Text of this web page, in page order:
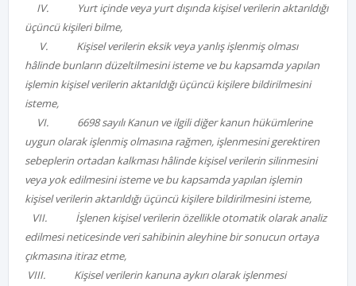
IV.
Yurt içinde veya yurt dışında kişisel verilerin aktarıldığı
üçüncü kişileri bilme,
V. Kişisel verilerin eksik veya yanlış işlenmiş olması
hâlinde bunların düzeltilmesini isteme ve bu kapsamda yapılan
işlemin kişisel verilerin aktarıldığı üçüncü kişilere bildirilmesini
isteme,
VI. 6698 sayılı Kanun ve ilgili diğer kanun hükümlerine
uygun olarak işlenmiş olmasına rağmen, işlenmesini gerektiren
sebeplerin ortadan kalkması hâlinde kişisel verilerin silinmesini
veya yok edilmesini isteme ve bu kapsamda yapılan işlemin
kişisel verilerin aktarıldığı üçüncü kişilere bildirilmesini isteme,
VII. İşlenen kişisel verilerin özellikle otomatik olarak analiz
edilmesi neticesinde veri sahibinin aleyhine bir sonucun ortaya
çıkmasına itiraz etme,
VIII. Kişisel verilerin kanuna aykırı olarak işlenmesi